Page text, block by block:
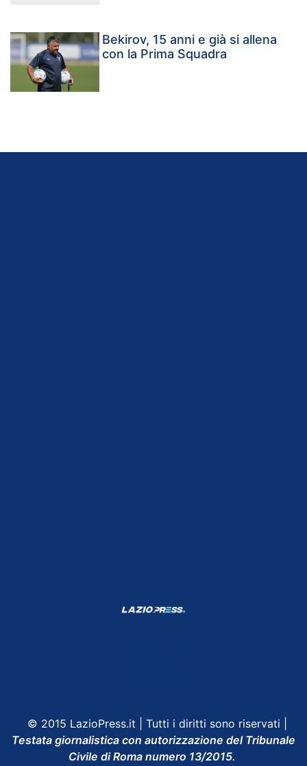
Bekirov, 15 anni e già si allena
con la Prima Squadra
© 2015 LazioPress.it | Tutti i diritti sono riservati |
Testata giornalistica con autorizzazione del Tribunale
Civile di Roma numero 13/2015.